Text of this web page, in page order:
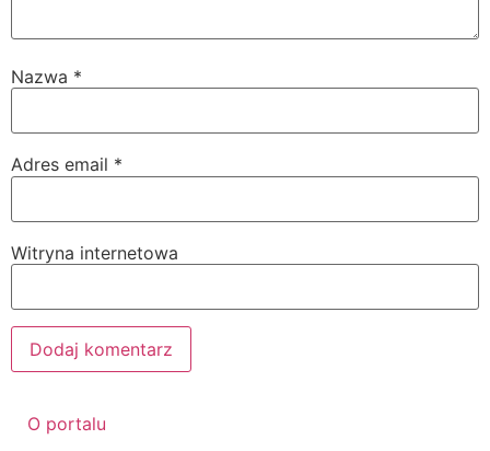
Nazwa *
Adres email *
Witryna internetowa
O portalu